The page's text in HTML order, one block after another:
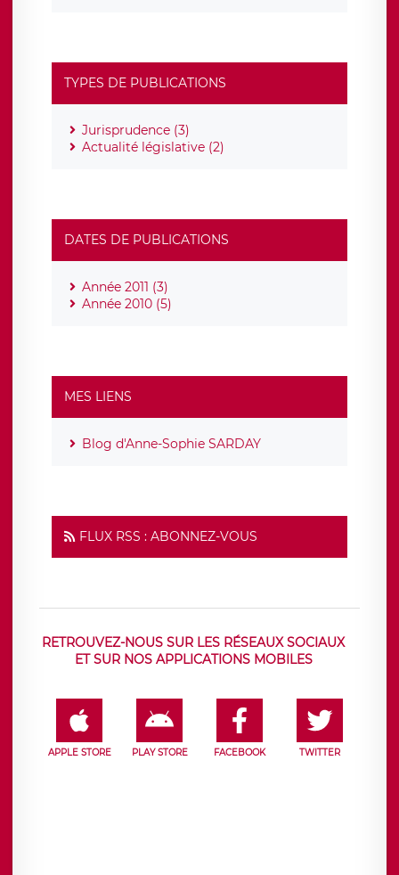
TYPES DE PUBLICATIONS
Jurisprudence (3)
Actualité législative (2)
DATES DE PUBLICATIONS
Année 2011 (3)
Année 2010 (5)
MES LIENS
Blog d'Anne-Sophie SARDAY
FLUX RSS : ABONNEZ-VOUS
RETROUVEZ-NOUS SUR LES RÉSEAUX SOCIAUX
ET SUR NOS APPLICATIONS MOBILES
APPLE STORE PLAY STORE FACEBOOK TWITTER